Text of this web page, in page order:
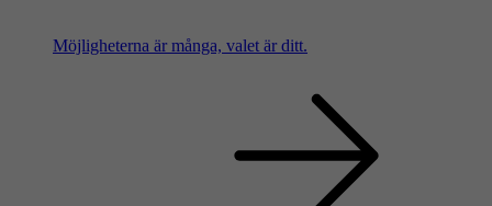
Möjligheterna är många, valet är ditt.